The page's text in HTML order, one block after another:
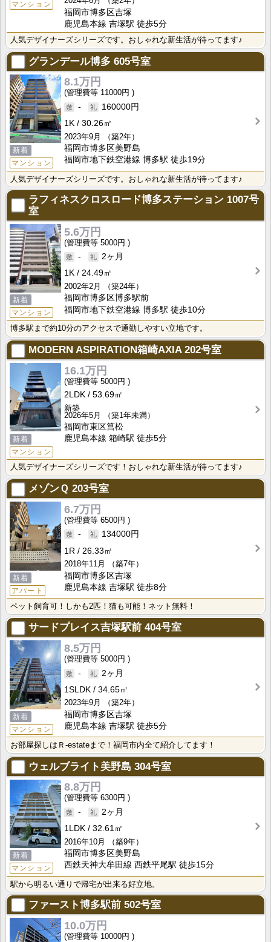
マンション
福岡市博多区吉塚
鹿児島本線 吉塚駅 徒歩5分
人気デザイナーズシリーズです。おしゃれな新生活が待ってます♪
グランデール博多 605号室
新着
マンション
8.1万円
11000円
-
160000円
1K
30.26㎡
2023年9月
（築2年）
福岡市博多区美野島
福岡市地下鉄空港線 博多駅 徒歩19分
人気デザイナーズシリーズです。おしゃれな新生活が待ってます♪
ラフィネスクロスロード博多ステーション 1007号
室
新着
マンション
5.6万円
5000円
-
2ヶ月
1K
24.49㎡
2002年2月
（築24年）
福岡市博多区博多駅前
福岡市地下鉄空港線 博多駅 徒歩10分
博多駅まで約10分のアクセスで通勤しやすい立地です。
MODERN ASPIRATION箱崎AXIA202号室
新着
マンション
16.1万円
5000円
2LDK
53.69㎡
新築
2026年5月
（築1年未満）
福岡市東区筥松
鹿児島本線 箱崎駅 徒歩5分
人気デザイナーズシリーズです！おしゃれな新生活が待ってます♪
メゾンＱ 203号室
新着
アパート
6.7万円
6500円
-
134000円
1R
26.33㎡
2018年11月
（築7年）
福岡市博多区吉塚
鹿児島本線 吉塚駅 徒歩8分
ペット飼育可！しかも2匹！猫も可能！ネット無料！
サードプレイス吉塚駅前 404号室
新着
マンション
8.5万円
5000円
-
2ヶ月
1SLDK
34.65㎡
2023年9月
（築2年）
福岡市博多区吉塚
鹿児島本線 吉塚駅 徒歩5分
お部屋探しはＲ-estateまで！福岡市内全て紹介してます！
ウェルブライト美野島 304号室
新着
マンション
8.8万円
6300円
-
2ヶ月
1LDK
32.61㎡
2016年10月
（築9年）
福岡市博多区美野島
西鉄天神大牟田線 西鉄平尾駅 徒歩15分
駅から明るい通りで帰宅が出来る好立地。
ファースト博多駅前 502号室
10.0万円
10000円